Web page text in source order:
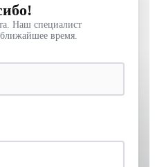
Наш специалист
время.